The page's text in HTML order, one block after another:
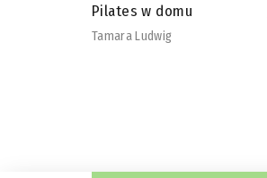
Jak wzmocnić
odporność psychiczną